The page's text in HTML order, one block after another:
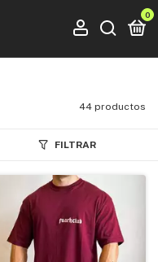
0
44 productos
FILTRAR